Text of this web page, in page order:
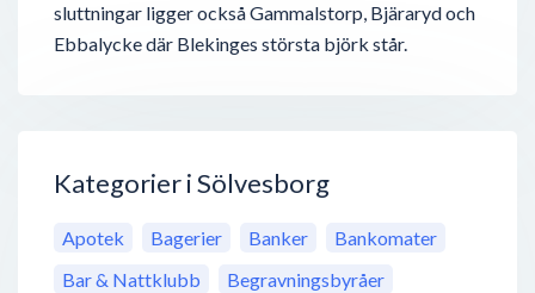
sluttningar ligger också Gammalstorp, Bjäraryd och
Ebbalycke där Blekinges största björk står.
Kategorier i Sölvesborg
Apotek Bagerier Banker
Bankomater
Bar & Nattklubb
Begravningsbyråer